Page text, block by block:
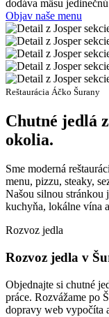
dodáva mäsu
Objav naše menu
Reštaurácia Áčko Šurany
Chutné jedlá
okolia.
Sme moderná
menu, pizzu, steaky,
Našou silnou stránkou
kuchyňa, lokálne vína
Rozvoz jedla
Rozvoz jedla v
Objednajte si chutné
práce. Rozvážame po
dopravy web vypočíta